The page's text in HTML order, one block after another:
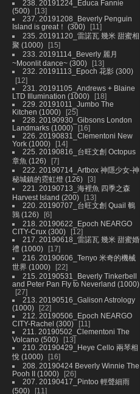
238. 20191224_Educa Fannie
(500)
13
237. 20191208_Beverly Penguin
Island is great！ (300)
11
235. 20191120_雷諾瓦 幾米 甜蜜相
聚 (1000)
15
233. 20191114_Beverly 麗月
~Moonlit dance~ (300)
13
232. 20191113_Epoch 花影 (300)
12
231. 20191105_Andrews + Blaine
LTD Illumination (1000)
18
229. 20191011_Jumbo The
Kitchen (1000)
25
228. 20190930_Gibsons London
Landmarks (1000)
16
226. 20190831_Clementoni New
York (1000)
14
225. 20190816_台旺文創 Octopus
章魚 (126)
7
222. 20190714_Artbox 神隱少女-神
秘城鎮的霓虹燈 (126)
3
221. 20190713_海裡魚 四季之森
Harvest Island (200)
13
220. 20190707_台旺文創 Quail 鵪
鶉 (126)
6
218. 20190622_Epoch NEARGO
CITY-Crux (300)
12
217. 20190618_雷諾瓦 幾米 甜蜜婚
禮 (1000)
17
216. 20190606_Tenyo 米奇的機械
世界 (1000)
22
215. 20190531_Beverly Tinkerbell
and Peter Pan Fly to Neverland (1000)
27
213. 20190516_Galison Astrology
(1000)
22
212. 20190506_Epoch NEARGO
CITY-Rachel (300)
11
211. 20190502_Clementoni The
Volcano (500)
13
210. 20190429_Heye Cello 兩琴相
悅 (1000)
16
208. 20190424 Beverly Winnie The
Pooh II (1000)
26
207. 20190417_Pintoo 輕聲細雨
(500)
11